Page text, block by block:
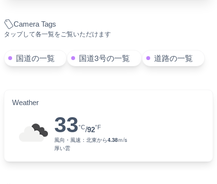
Camera Tags
タップして各一覧をご覧いただけます
国道の一覧 国道3号の一覧 道路の一覧
Weather
33°C/92°F
風向・風速： 北東から4.38ｍ/s
厚い雲